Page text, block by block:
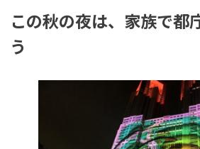
この秋の夜は、家族で都
う